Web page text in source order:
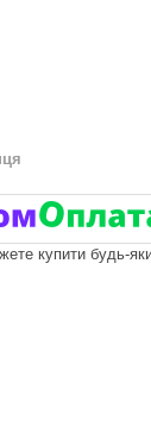
купити будь-